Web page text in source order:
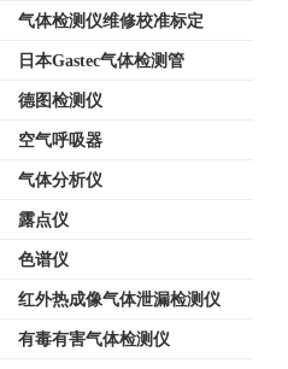
气体检测仪维修校准标定
日本Gastec气体检测管
德图检测仪
空气呼吸器
气体分析仪
露点仪
色谱仪
红外热成像气体泄漏检测仪
有毒有害气体检测仪